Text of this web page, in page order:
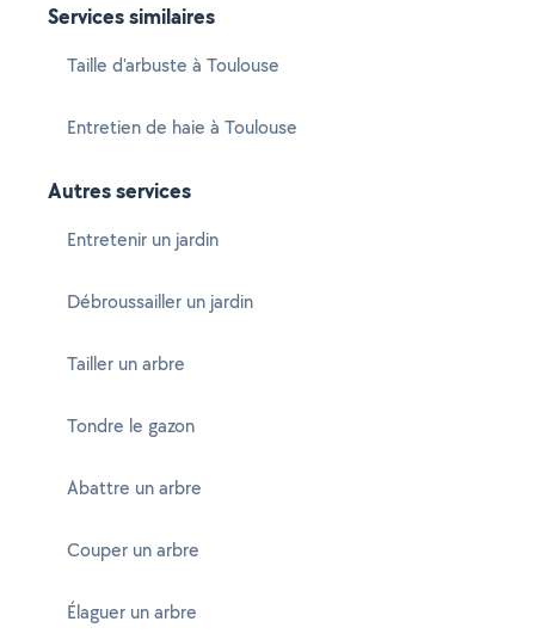
Services similaires
Taille d'arbuste à Toulouse
Entretien de haie à Toulouse
Autres services
Entretenir un jardin
Débroussailler un jardin
Tailler un arbre
Tondre le gazon
Abattre un arbre
Couper un arbre
Élaguer un arbre